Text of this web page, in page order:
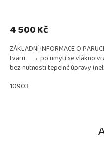
4 500 Kč
ZÁKLADNÍ INFORMACE O
tvaru → po umytí se vlákno
bez nutnosti tepelné úpravy
10903